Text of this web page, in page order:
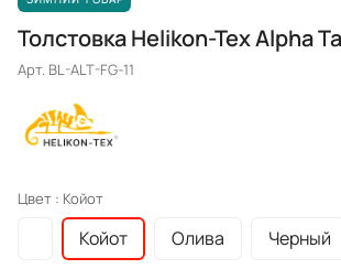
Толстовка Helikon-Tex Alpha
Арт. BL-ALT-FG-11
Цвет : Койот
Койот Олива Черный